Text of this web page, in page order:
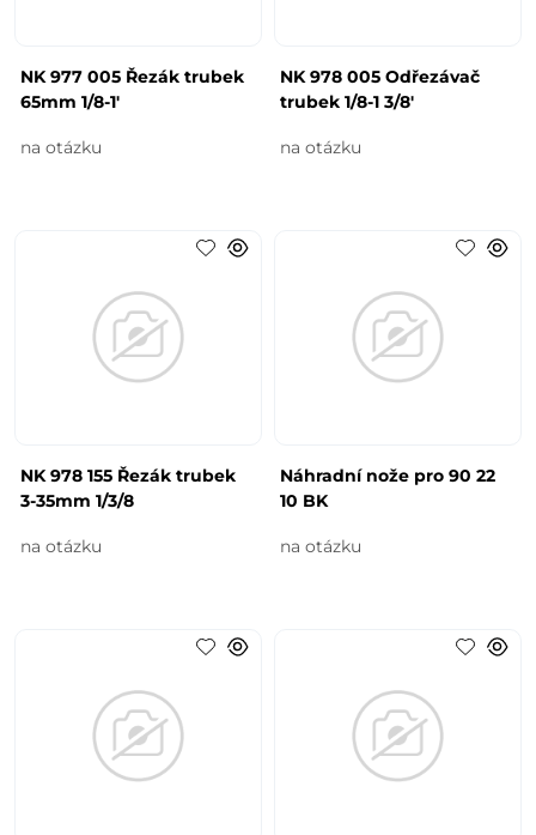
NK 977 005 Řezák trubek
65mm 1/8-1'
na otázku
NK 978 005 Odřezávač
trubek 1/8-1 3/8'
na otázku
NK 978 155 Řezák trubek
3-35mm 1/3/8
na otázku
Náhradní nože pro 90 22
10 BK
na otázku